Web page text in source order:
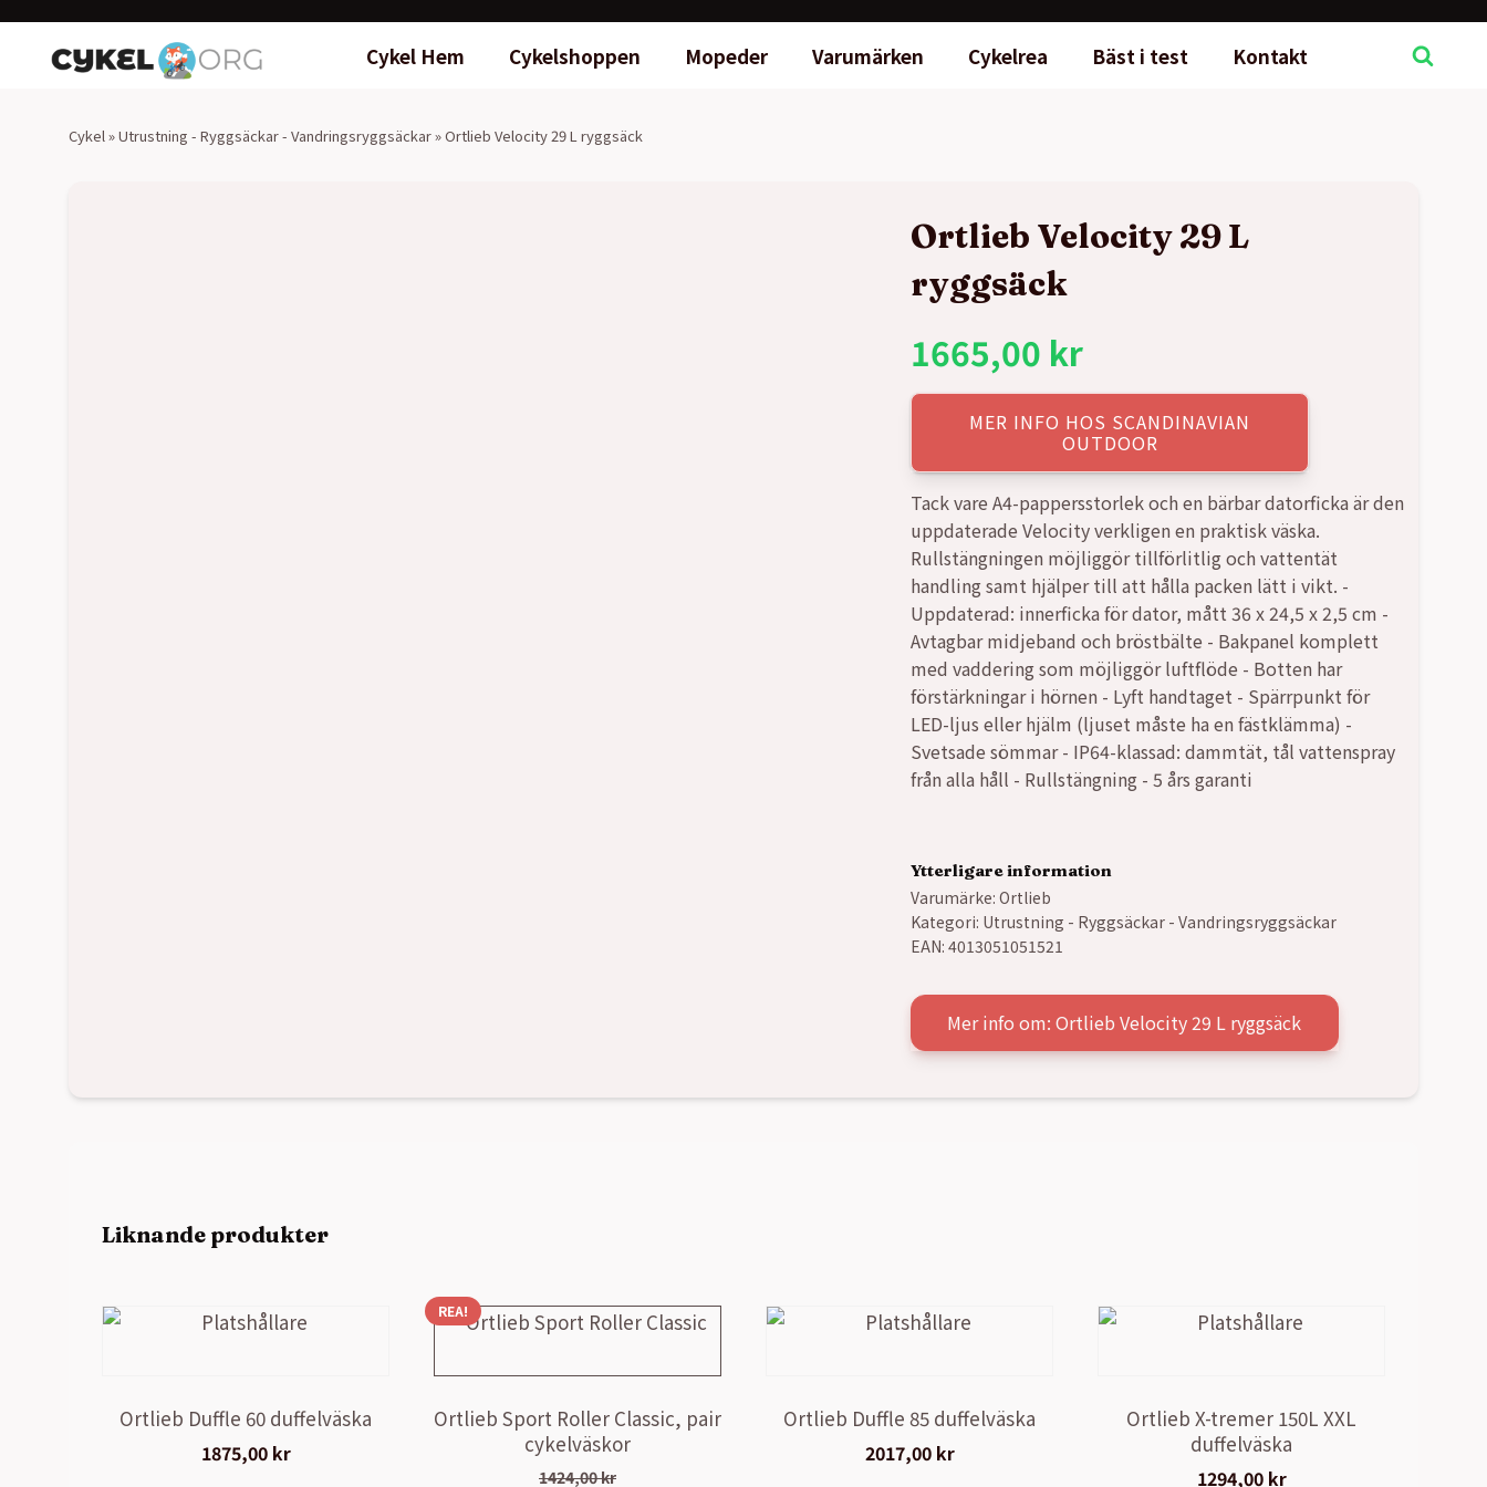
Cykel Hem Cykelshoppen Mopeder Varumärken Cykelrea Bäst i test Kontakt
Cykel »Utrustning - Ryggsäckar - Vandringsryggsäckar»Ortlieb Velocity 29 L ryggsäck
Ortlieb Velocity 29 L
ryggsäck
1665,00 kr
MER INFO HOS SCANDINAVIAN
OUTDOOR
Tack vare A4-pappersstorlek och en bärbar datorficka är den
uppdaterade Velocity verkligen en praktisk väska.
Rullstängningen möjliggör tillförlitlig och vattentät
handling samt hjälper till att hålla packen lätt i vikt. -
Uppdaterad: innerficka för dator, mått 36 x 24,5 x 2,5 cm -
Avtagbar midjeband och bröstbälte - Bakpanel komplett
med vaddering som möjliggör luftflöde - Botten har
förstärkningar i hörnen - Lyft handtaget - Spärrpunkt för
LED-ljus eller hjälm (ljuset måste ha en fästklämma) -
Svetsade sömmar - IP64-klassad: dammtät, tål vattenspray
från alla håll - Rullstängning - 5 års garanti
Ytterligare information
Varumärke:Ortlieb
Kategori: Utrustning - Ryggsäckar - Vandringsryggsäckar
EAN:4013051051521
Mer info om: Ortlieb Velocity 29 L ryggsäck
Liknande produkter
Ortlieb Duffle 60 duffelväska
1875,00 kr
REA!
Ortlieb Sport Roller Classic, pair
cykelväskor
1424,00kr
Ortlieb Duffle 85 duffelväska
2017,00 kr
Ortlieb X-tremer 150L XXL
duffelväska
1294,00 kr